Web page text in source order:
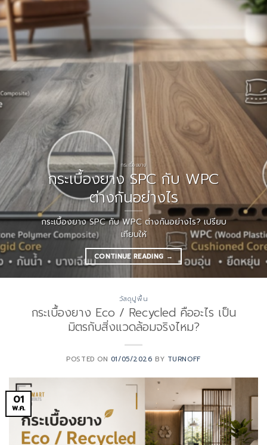
กระเบื้องยาง
กระเบื้องยาง SPC กับ WPC
ต่างกันอย่างไร
กระเบื้องยาง SPC กับ WPC ต่างกันอย่างไร? เปรียบ
เทียบให้
CONTINUE READING →
วัสดุปูพื้น
กระเบื้องยาง Eco / Recycled คืออะไร เป็น
มิตรกับสิ่งแวดล้อมจริงไหม?
POSTED ON 01/05/2026 BY TURNOFF
01
พ.ค.